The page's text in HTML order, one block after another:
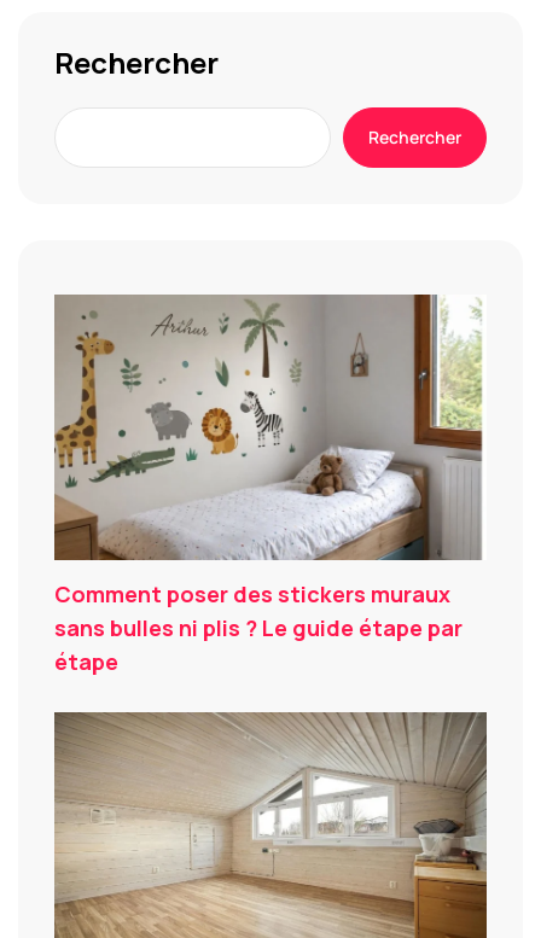
Rechercher
Rechercher
Comment poser des stickers muraux
sans bulles ni plis ? Le guide étape par
étape